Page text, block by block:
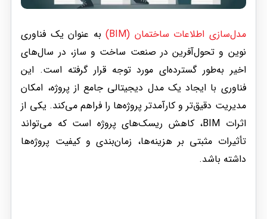
مدل‌سازی اطلاعات ساختمان (BIM)
به عنوان یک فناوری
نوین و تحول‌آفرین در صنعت ساخت و ساز، در سال‌های
اخیر به‌طور گسترده‌ای مورد توجه قرار گرفته است. این
فناوری با ایجاد یک مدل دیجیتالی جامع از پروژه، امکان
مدیریت دقیق‌تر و کارآمدتر پروژه‌ها را فراهم می‌کند. یکی از
اثرات BIM، کاهش ریسک‌های پروژه است که می‌تواند
تأثیرات مثبتی بر هزینه‌ها، زمان‌بندی و کیفیت پروژه‌ها
داشته باشد.